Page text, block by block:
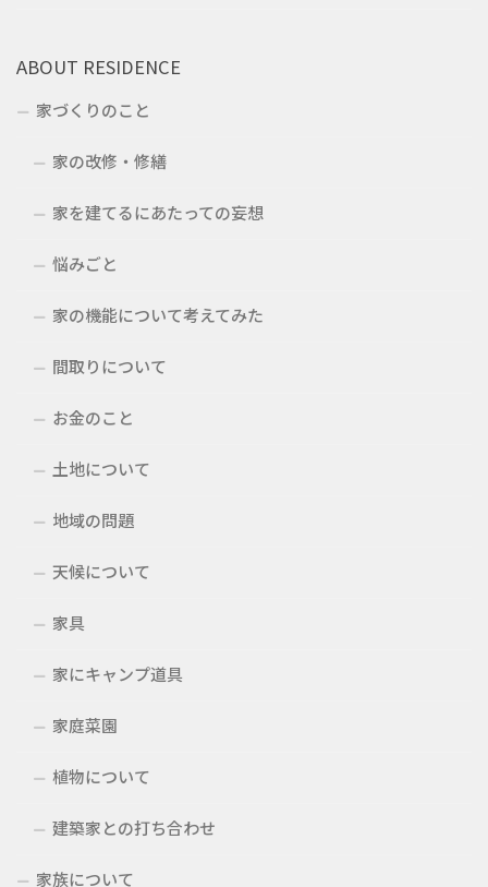
ABOUT RESIDENCE
家づくりのこと
家の改修・修繕
家を建てるにあたっての妄想
悩みごと
家の機能について考えてみた
間取りについて
お金のこと
土地について
地域の問題
天候について
家具
家にキャンプ道具
家庭菜園
植物について
建築家との打ち合わせ
家族について